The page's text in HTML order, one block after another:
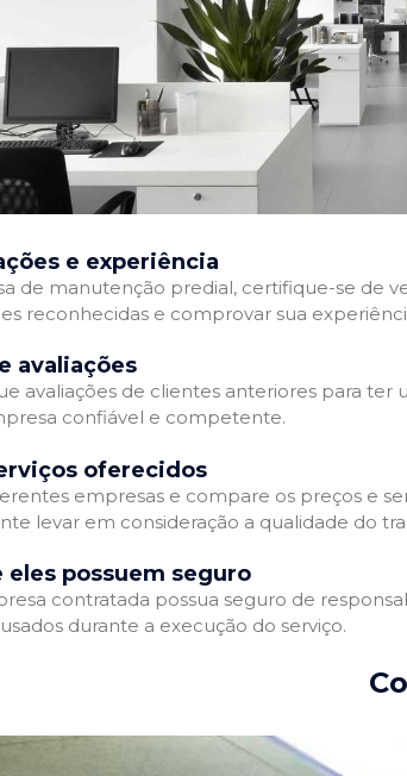
e experiência
de manutenção predial, certifique-se de
reconhecidas e comprovar sua
avaliações
avaliações de clientes anteriores para
confiável e competente.
oferecidos
empresas e compare os preços e
levar em consideração a qualidade do
possuem seguro
contratada possua seguro de
durante a execução do serviço.